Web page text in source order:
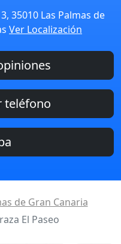
35010 Las Palmas de
Ver Localización
de Gran Canaria
El Paseo